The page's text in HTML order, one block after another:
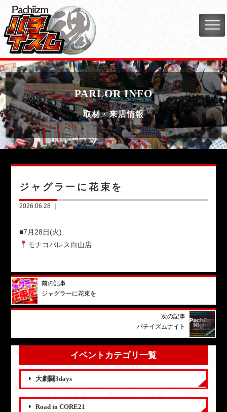
PARLOR INFO
取材・来店情報
ジャグラーに花束を
2026.06.28 ｜
■7月28日(火)
モナコパレス白山店
前の記事
ジャグラーに花束を
次の記事
パチイズムナイト
イベントカテゴリ一覧
大劇闘3days
Road to CORE21